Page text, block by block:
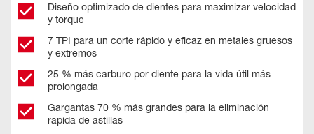
Diseño optimizado de dientes para maximizar velocidad
y torque
7 TPI para un corte rápido y eficaz en metales gruesos
y extremos
25 % más carburo por diente para la vida útil más
prolongada
Gargantas 70 % más grandes para la eliminación
rápida de astillas